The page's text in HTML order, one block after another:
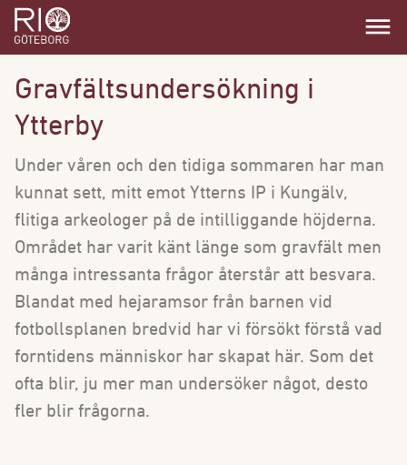
dehaze
Gravfältsundersökning i
Ytterby
Under våren och den tidiga sommaren har man
kunnat sett, mitt emot Ytterns IP i Kungälv,
flitiga arkeologer på de intilliggande höjderna.
Området har varit känt länge som gravfält men
många intressanta frågor återstår att besvara.
Blandat med hejaramsor från barnen vid
fotbollsplanen bredvid har vi försökt förstå vad
forntidens människor har skapat här. Som det
ofta blir, ju mer man undersöker något, desto
fler blir frågorna.